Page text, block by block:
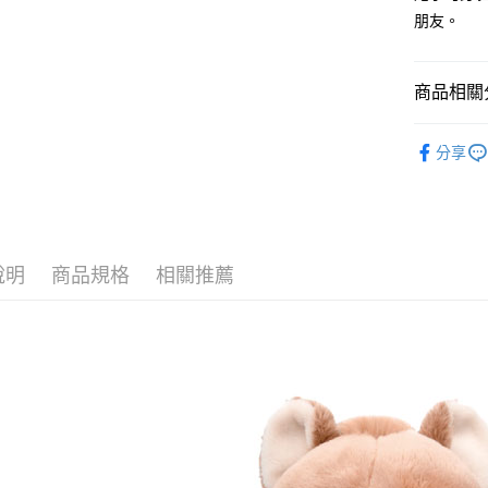
１．簡單
２．便利
【「
１．於結
２．訂單
３．收到
求債權轉
２．關於
https://
３．未成
「AFTEE
運送方式
每筆
7-11付款
朋友。
商品相關
分享
明 商品規格 相關推薦